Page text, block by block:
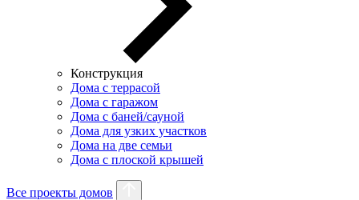
Конструкция
Дома с террасой
Дома с гаражом
Дома с баней/сауной
Дома для узких участков
Дома на две семьи
Дома с плоской крышей
Все проекты домов